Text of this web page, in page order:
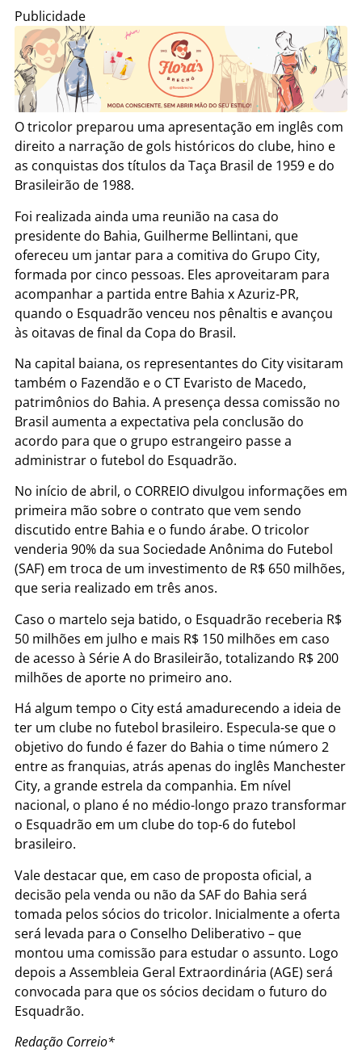
Publicidade
O tricolor preparou uma apresentação em inglês com
direito a narração de gols históricos do clube, hino e
as conquistas dos títulos da Taça Brasil de 1959 e do
Brasileirão de 1988.
Foi realizada ainda uma reunião na casa do
presidente do Bahia, Guilherme Bellintani, que
ofereceu um jantar para a comitiva do Grupo City,
formada por cinco pessoas. Eles aproveitaram para
acompanhar a partida entre Bahia x Azuriz-PR,
quando o Esquadrão venceu nos pênaltis e avançou
às oitavas de final da Copa do Brasil.
Na capital baiana, os representantes do City visitaram
também o Fazendão e o CT Evaristo de Macedo,
patrimônios do Bahia. A presença dessa comissão no
Brasil aumenta a expectativa pela conclusão do
acordo para que o grupo estrangeiro passe a
administrar o futebol do Esquadrão.
No início de abril, o CORREIO divulgou informações em
primeira mão sobre o contrato que vem sendo
discutido entre Bahia e o fundo árabe. O tricolor
venderia 90% da sua Sociedade Anônima do Futebol
(SAF) em troca de um investimento de R$ 650 milhões,
que seria realizado em três anos.
Caso o martelo seja batido, o Esquadrão receberia R$
50 milhões em julho e mais R$ 150 milhões em caso
de acesso à Série A do Brasileirão, totalizando R$ 200
milhões de aporte no primeiro ano.
Há algum tempo o City está amadurecendo a ideia de
ter um clube no futebol brasileiro. Especula-se que o
objetivo do fundo é fazer do Bahia o time número 2
entre as franquias, atrás apenas do inglês Manchester
City, a grande estrela da companhia. Em nível
nacional, o plano é no médio-longo prazo transformar
o Esquadrão em um clube do top-6 do futebol
brasileiro.
Vale destacar que, em caso de proposta oficial, a
decisão pela venda ou não da SAF do Bahia será
tomada pelos sócios do tricolor. Inicialmente a oferta
será levada para o Conselho Deliberativo – que
montou uma comissão para estudar o assunto. Logo
depois a Assembleia Geral Extraordinária (AGE) será
convocada para que os sócios decidam o futuro do
Esquadrão.
Redação Correio*